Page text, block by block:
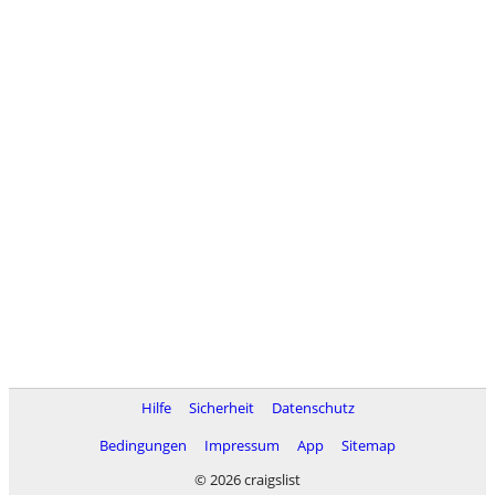
Hilfe Sicherheit
Datenschutz
Bedingungen
Impressum App
Sitemap
© 2026 craigslist